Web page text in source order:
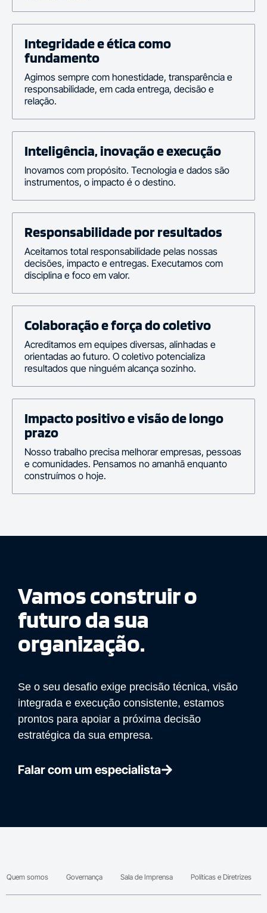
Integridade e ética como
fundamento
Agimos sempre com honestidade, transparência e
responsabilidade, em cada entrega, decisão e
relação.
Inteligência, inovação e execução
Inovamos com propósito. Tecnologia e dados são
instrumentos, o impacto é o destino.
Responsabilidade por resultados
Aceitamos total responsabilidade pelas nossas
decisões, impacto e entregas. Executamos com
disciplina e foco em valor.
Colaboração e força do coletivo
Acreditamos em equipes diversas, alinhadas e
orientadas ao futuro. O coletivo potencializa
resultados que ninguém alcança sozinho.
Impacto positivo e visão de longo
prazo
Nosso trabalho precisa melhorar empresas, pessoas
e comunidades. Pensamos no amanhã enquanto
construímos o hoje.
Vamos construir o
futuro da sua
organização.
Se o seu desafio exige precisão técnica, visão
integrada e execução consistente, estamos
prontos para apoiar a próxima decisão
estratégica da sua empresa.
Falar com um especialista
Quem somos Governança Sala de Imprensa Políticas e Diretrizes